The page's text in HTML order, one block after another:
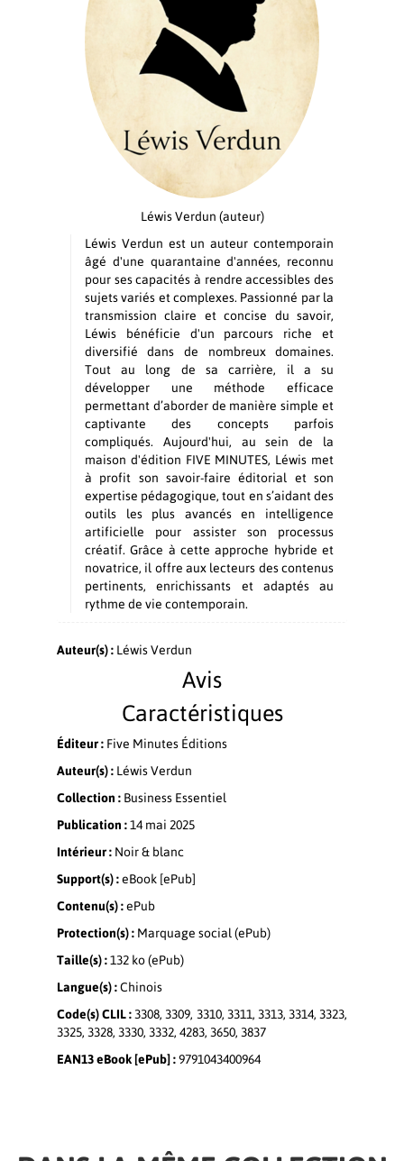
Léwis Verdun (auteur)
Léwis Verdun est un auteur contemporain
âgé d'une quarantaine d'années, reconnu
pour ses capacités à rendre accessibles des
sujets variés et complexes. Passionné par la
transmission claire et concise du savoir,
Léwis bénéficie d'un parcours riche et
diversifié dans de nombreux domaines.
Tout au long de sa carrière, il a su
développer une méthode efficace
permettant d’aborder de manière simple et
captivante des concepts parfois
compliqués. Aujourd'hui, au sein de la
maison d'édition FIVE MINUTES, Léwis met
à profit son savoir-faire éditorial et son
expertise pédagogique, tout en s’aidant des
outils les plus avancés en intelligence
artificielle pour assister son processus
créatif. Grâce à cette approche hybride et
novatrice, il offre aux lecteurs des contenus
pertinents, enrichissants et adaptés au
rythme de vie contemporain.
Auteur(s) : Léwis Verdun
Avis
Caractéristiques
Éditeur : Five Minutes Éditions
Auteur(s) : Léwis Verdun
Collection : Business Essentiel
Publication :14 mai 2025
Intérieur :Noir & blanc
Support(s) :eBook [ePub]
Contenu(s) :ePub
Protection(s) :Marquage social (ePub)
Taille(s) :132 ko (ePub)
Langue(s) :Chinois
Code(s) CLIL : 3308, 3309, 3310, 3311, 3313, 3314, 3323,
3325, 3328, 3330, 3332, 4283, 3650, 3837
EAN13 eBook [ePub] :9791043400964